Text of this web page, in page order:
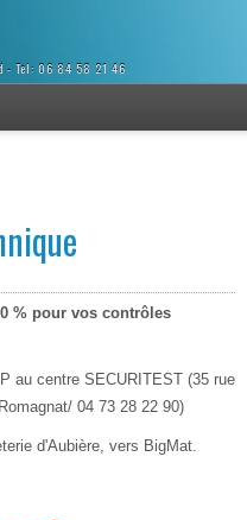
% pour vos contrôles
au centre SECURITEST (35 rue
04 73 28 22 90)
d'Aubière, vers BigMat.